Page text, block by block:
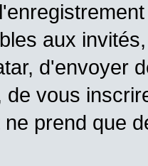
aux
d'envoyer
de vous
prend que